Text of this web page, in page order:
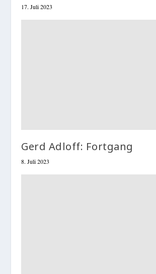
17. Juli 2023
Gerd Adloff: Fortgang
8. Juli 2023